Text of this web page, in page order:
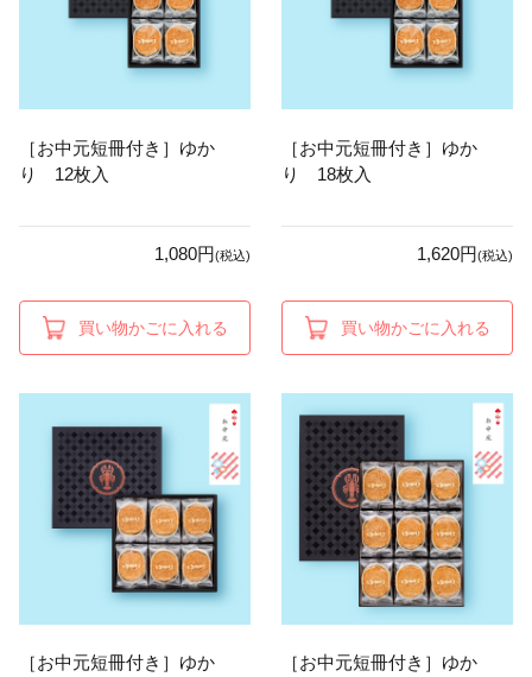
［お中元短冊付き］ゆか
り 12枚入
1,080円(税込)
買い物かごに入れる
［お中元短冊付き］ゆか
り 18枚入
1,620円(税込)
買い物かごに入れる
［お中元短冊付き］ゆか
［お中元短冊付き］ゆか